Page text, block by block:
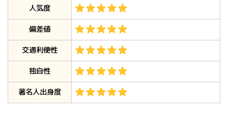
人気度
偏差値
交通利便性
独自性
著名人出身度